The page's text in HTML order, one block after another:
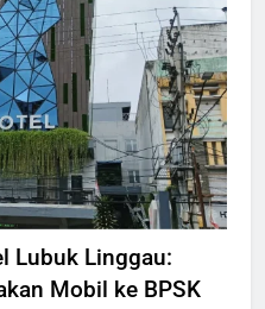
Lubuk Linggau:
Mobil ke BPSK